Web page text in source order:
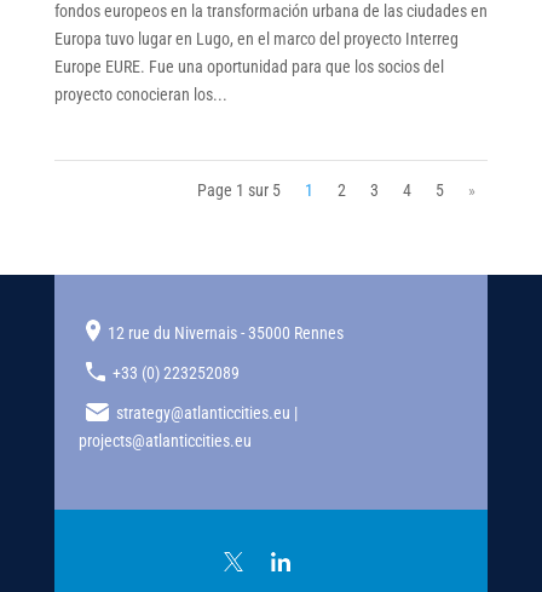
fondos europeos en la transformación urbana de las ciudades en
Europa tuvo lugar en Lugo, en el marco del proyecto Interreg
Europe EURE. Fue una oportunidad para que los socios del
proyecto conocieran los...
Page 1 sur 5 1 2 3 4 5 »
12 rue du Nivernais - 35000 Rennes
+33 (0) 223252089
strategy@atlanticcities.eu |
projects@atlanticcities.eu